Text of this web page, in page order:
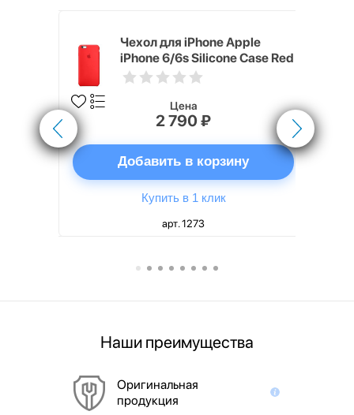
Чехол для iPhone Apple
iPhone 6/6s Silicone Case Red
Цена
2 790 ₽
Добавить в корзину
Купить в 1 клик
арт. 1273
Наши преимущества
Оригинальная
продукция